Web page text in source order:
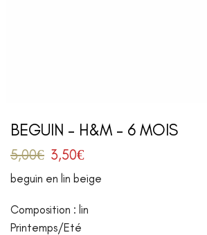
BEGUIN – H&M – 6 MOIS
5,00€ 3,50€
beguin en lin beige
Composition : lin
Printemps/Eté